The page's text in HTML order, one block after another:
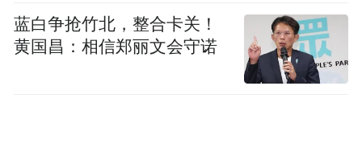
量发展。
“特别声明：以上作品内容(包括在内的视频、图片或音
频)为凤凰网旗下自媒体平台“大风号”用户上传并发
蓝白争抢竹北，整合卡关！
黄国昌：相信郑丽文会守诺